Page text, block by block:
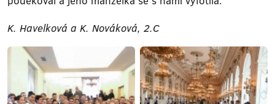
K. Havelková a K. Nováková, 2.C